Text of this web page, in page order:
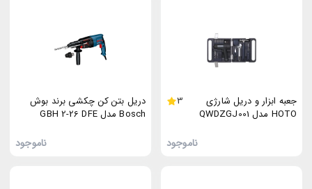
جعبه ابزار و دریل شارژی
HOTO مدل QWDZGJ001
3
ناموجود
دریل بتن کن چکشی برند بوش
Bosch مدل GBH 2-26 DFE
ناموجود